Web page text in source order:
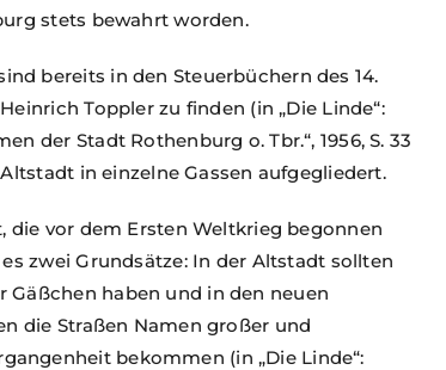
stets bewahrt worden.
bereits in den Steuerbüchern des 14.
Toppler zu finden (in „Die Linde“:
der Stadt Rothenburg o. Tbr.“, 1956, S. 33
in einzelne Gassen aufgegliedert.
die vor dem Ersten Weltkrieg begonnen
zwei Grundsätze: In der Altstadt sollten
Gäßchen haben und in den neuen
die Straßen Namen großer und
bekommen (in „Die Linde“: